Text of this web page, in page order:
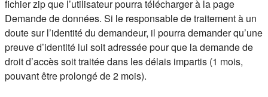
fichier zip que l’utilisateur pourra télécharger à la page
Demande de données. Si le responsable de traitement à un
doute sur l’identité du demandeur, il pourra demander qu’une
preuve d’identité lui soit adressée pour que la demande de
droit d’accès soit traitée dans les délais impartis (1 mois,
pouvant être prolongé de 2 mois).